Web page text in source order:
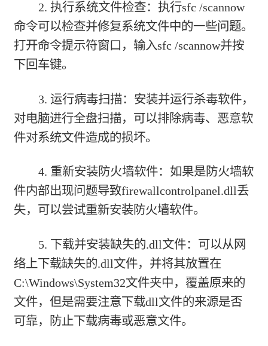
2. 执行系统文件检查：执行sfc /scannow
命令可以检查并修复系统文件中的一些问题。
打开命令提示符窗口，输入sfc /scannow并按
下回车键。
3. 运行病毒扫描：安装并运行杀毒软件，
对电脑进行全盘扫描，可以排除病毒、恶意软
件对系统文件造成的损坏。
4. 重新安装防火墙软件：如果是防火墙软
件内部出现问题导致firewallcontrolpanel.dll丢
失，可以尝试重新安装防火墙软件。
5. 下载并安装缺失的.dll文件：可以从网
络上下载缺失的.dll文件，并将其放置在
C:\Windows\System32文件夹中，覆盖原来的
文件，但是需要注意下载dll文件的来源是否
可靠，防止下载病毒或恶意文件。